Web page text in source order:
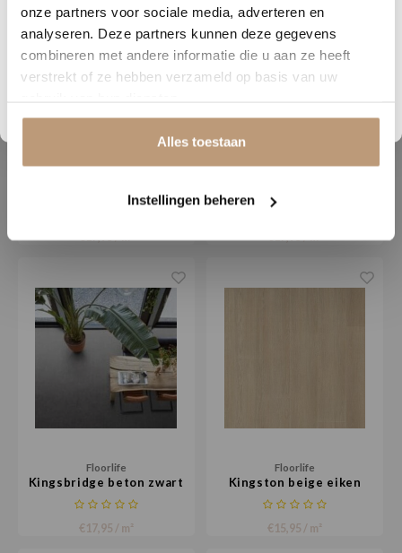
Vraag snel een offerte aan en bespaar direct.
Bekijk plak PVC vloeren
onze partners voor sociale media, adverteren en
analyseren. Deze partners kunnen deze gegevens
combineren met andere informatie die u aan ze heeft
verstrekt of ze hebben verzameld op basis van uw
Alles toestaan
Instellingen beheren
Kingsbridge beton creme
€17,95 / m²
Kingsbridge beton grijs
€17,95 / m²
Floorlife
Kingsbridge beton zwart
€17,95 / m²
Floorlife
Kingston beige eiken
€15,95 / m²